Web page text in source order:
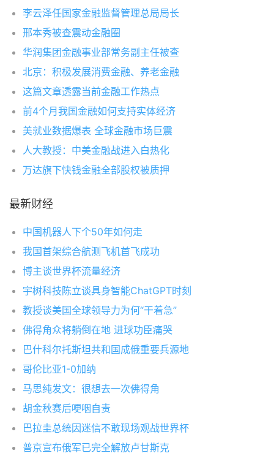
李云泽任国家金融监督管理总局局长
邢本秀被查震动金融圈
华润集团金融事业部常务副主任被查
北京：积极发展消费金融、养老金融
这篇文章透露当前金融工作热点
前4个月我国金融如何支持实体经济
美就业数据爆表 全球金融市场巨震
人大教授：中美金融战进入白热化
万达旗下快钱金融全部股权被质押
最新财经
中国机器人下个50年如何走
我国首架综合航测飞机首飞成功
博主谈世界杯流量经济
宇树科技陈立谈具身智能ChatGPT时刻
教授谈美国全球领导力为何“干着急”
佛得角众将躺倒在地 进球功臣痛哭
巴什科尔托斯坦共和国成俄重要兵源地
哥伦比亚1-0加纳
马思纯发文：很想去一次佛得角
胡金秋赛后哽咽自责
巴拉圭总统因迷信不敢现场观战世界杯
普京宣布俄军已完全解放卢甘斯克